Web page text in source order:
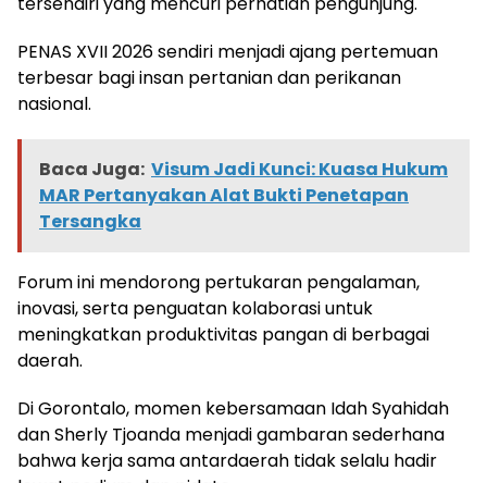
PENAS XVII 2026 sendiri menjadi ajang pertemuan
terbesar bagi insan pertanian dan perikanan
nasional.
Baca Juga: Visum Jadi Kunci: Kuasa Hukum
MAR Pertanyakan Alat Bukti Penetapan
Tersangka
Forum ini mendorong pertukaran pengalaman,
inovasi, serta penguatan kolaborasi untuk
meningkatkan produktivitas pangan di berbagai
daerah.
Di Gorontalo, momen kebersamaan Idah Syahidah
dan Sherly Tjoanda menjadi gambaran sederhana
bahwa kerja sama antardaerah tidak selalu hadir